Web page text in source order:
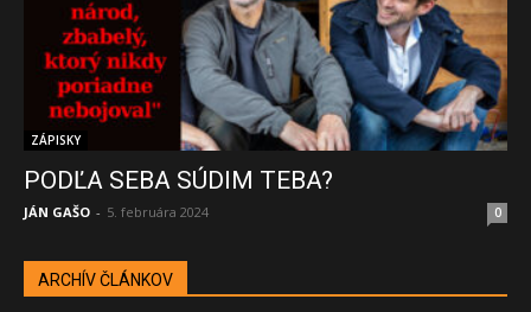
ZÁPISKY
PODĽA SEBA SÚDIM TEBA?
JÁN GAŠO - 5. februára 2024 0
ARCHÍV ČLÁNKOV